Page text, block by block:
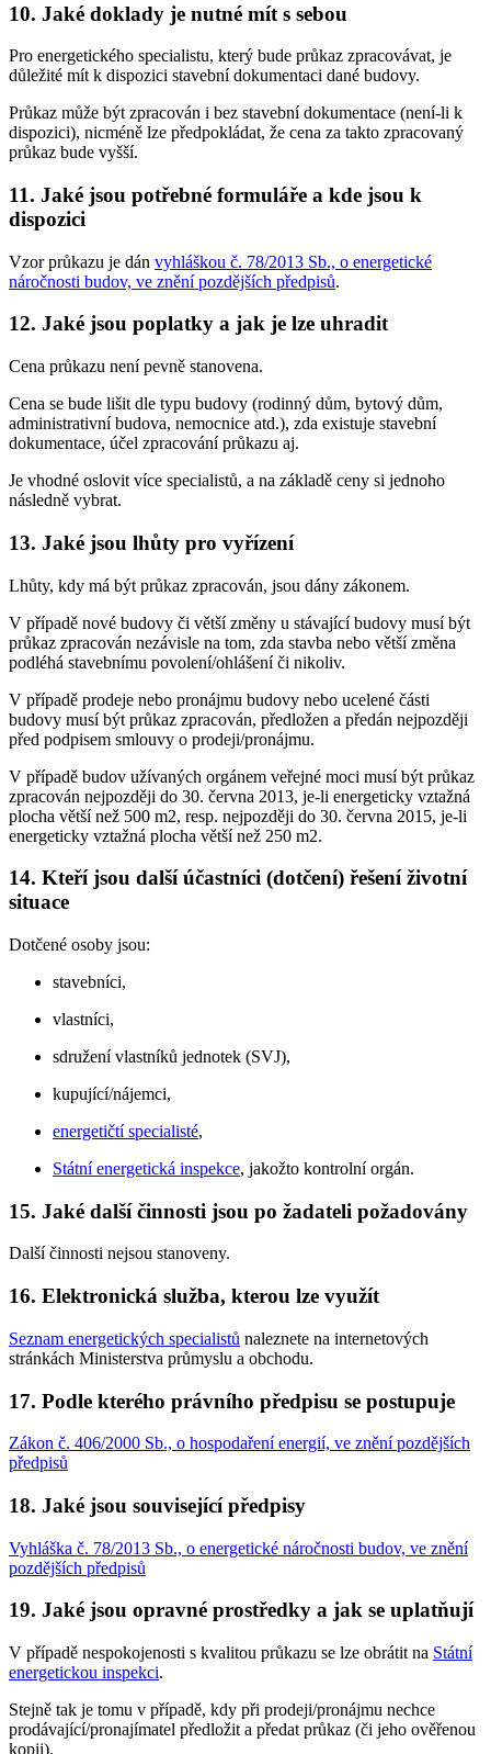
10. Jaké doklady je nutné mít s sebou
Pro energetického specialistu, který bude průkaz zpracovávat, je
důležité mít k dispozici stavební dokumentaci dané budovy.
Průkaz může být zpracován i bez stavební dokumentace (není-li k
dispozici), nicméně lze předpokládat, že cena za takto zpracovaný
průkaz bude vyšší.
11. Jaké jsou potřebné formuláře a kde jsou k
dispozici
Vzor průkazu je dán vyhláškou č. 78/2013 Sb., o energetické
náročnosti budov, ve znění pozdějších předpisů.
12. Jaké jsou poplatky a jak je lze uhradit
Cena průkazu není pevně stanovena.
Cena se bude lišit dle typu budovy (rodinný dům, bytový dům,
administrativní budova, nemocnice atd.), zda existuje stavební
dokumentace, účel zpracování průkazu aj.
Je vhodné oslovit více specialistů, a na základě ceny si jednoho
následně vybrat.
13. Jaké jsou lhůty pro vyřízení
Lhůty, kdy má být průkaz zpracován, jsou dány zákonem.
V případě nové budovy či větší změny u stávající budovy musí být
průkaz zpracován nezávisle na tom, zda stavba nebo větší změna
podléhá stavebnímu povolení/ohlášení či nikoliv.
V případě prodeje nebo pronájmu budovy nebo ucelené části
budovy musí být průkaz zpracován, předložen a předán nejpozději
před podpisem smlouvy o prodeji/pronájmu.
V případě budov užívaných orgánem veřejné moci musí být průkaz
zpracován nejpozději do 30. června 2013, je-li energeticky vztažná
plocha větší než 500 m2, resp. nejpozději do 30. června 2015, je-li
energeticky vztažná plocha větší než 250 m2.
14. Kteří jsou další účastníci (dotčení) řešení životní
situace
Dotčené osoby jsou:
stavebníci,
vlastníci,
sdružení vlastníků jednotek (SVJ),
kupující/nájemci,
energetičtí specialisté,
Státní energetická inspekce, jakožto kontrolní orgán.
15. Jaké další činnosti jsou po žadateli požadovány
Další činnosti nejsou stanoveny.
16. Elektronická služba, kterou lze využít
Seznam energetických specialistů naleznete na internetových
stránkách Ministerstva průmyslu a obchodu.
17. Podle kterého právního předpisu se postupuje
Zákon č. 406/2000 Sb., o hospodaření energií, ve znění pozdějších
předpisů
18. Jaké jsou související předpisy
Vyhláška č. 78/2013 Sb., o energetické náročnosti budov, ve znění
pozdějších předpisů
19. Jaké jsou opravné prostředky a jak se uplatňují
V případě nespokojenosti s kvalitou průkazu se lze obrátit na Státní
energetickou inspekci.
Stejně tak je tomu v případě, kdy při prodeji/pronájmu nechce
prodávající/pronajímatel předložit a předat průkaz (či jeho ověřenou
kopii).